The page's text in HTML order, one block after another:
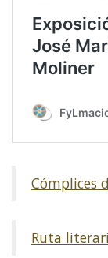
Cómplices
Ruta